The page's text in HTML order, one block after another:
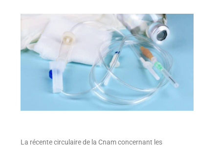
La récente circulaire de la Cnam concernant les